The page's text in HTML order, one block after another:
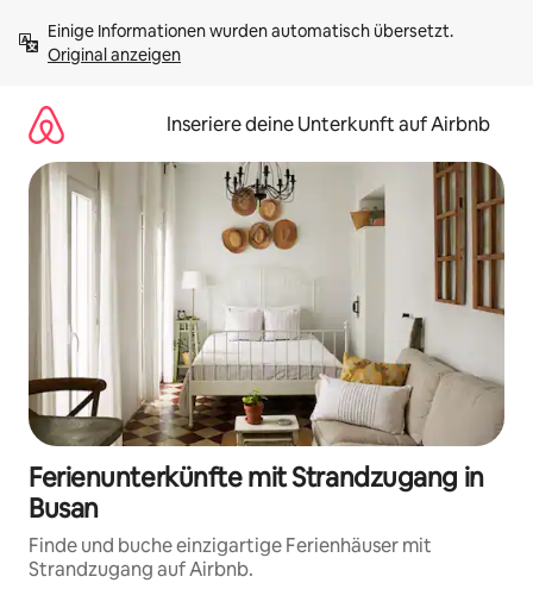
Inhalten
springenOriginal anzeigen
Inseriere deine Unterkunft auf Airbnb
Ferienunterkünfte mit Strandzugang in
Busan
Finde und buche einzigartige Ferienhäuser mit
Strandzugang auf Airbnb.